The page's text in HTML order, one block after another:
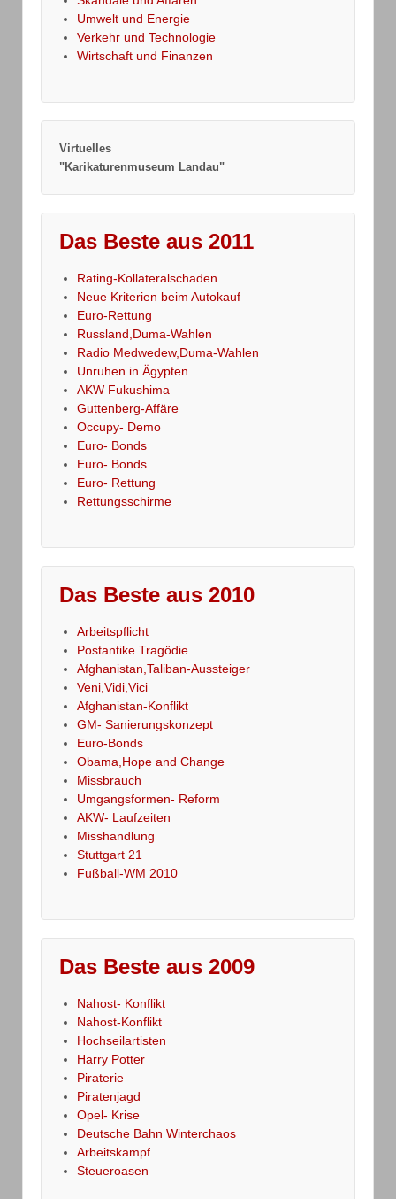
Umwelt und Energie
Verkehr und Technologie
Wirtschaft und Finanzen
Virtuelles
"Karikaturenmuseum Landau"
Das Beste aus 2011
Rating-Kollateralschaden
Neue Kriterien beim Autokauf
Euro-Rettung
Russland,Duma-Wahlen
Radio Medwedew,Duma-Wahlen
Unruhen in Ägypten
AKW Fukushima
Guttenberg-Affäre
Occupy- Demo
Euro- Bonds
Euro- Bonds
Euro- Rettung
Rettungsschirme
Das Beste aus 2010
Arbeitspflicht
Postantike Tragödie
Afghanistan,Taliban-Aussteiger
Veni,Vidi,Vici
Afghanistan-Konflikt
GM- Sanierungskonzept
Euro-Bonds
Obama,Hope and Change
Missbrauch
Umgangsformen- Reform
AKW- Laufzeiten
Misshandlung
Stuttgart 21
Fußball-WM 2010
Das Beste aus 2009
Nahost- Konflikt
Nahost-Konflikt
Hochseilartisten
Harry Potter
Piraterie
Piratenjagd
Opel- Krise
Deutsche Bahn Winterchaos
Arbeitskampf
Steueroasen